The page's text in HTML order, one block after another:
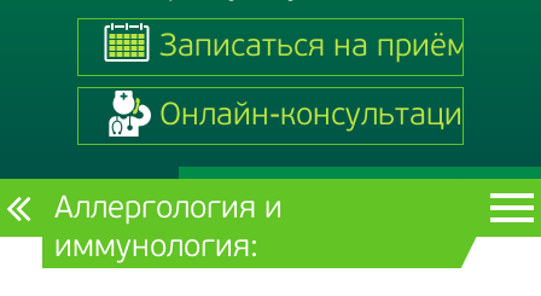
Записаться на приём
Записаться на приём
Онлайн-консультация
Онлайн-консультация
Текущий
раздел
Аллергология и
иммунология: